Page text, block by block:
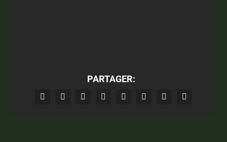
PARTAGER: